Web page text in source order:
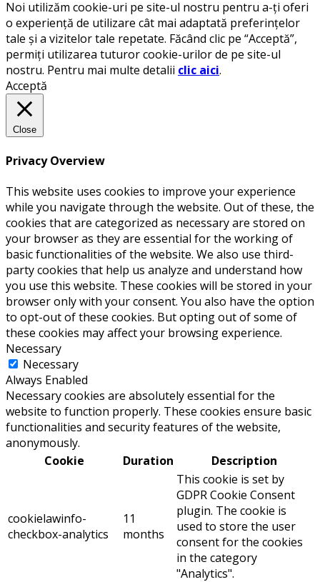
Noi utilizăm cookie-uri pe site-ul nostru pentru a-ți oferi
o experiență de utilizare cât mai adaptată preferințelor
tale și a vizitelor tale repetate. Făcând clic pe “Acceptă”,
permiți utilizarea tuturor cookie-urilor de pe site-ul
nostru. Pentru mai multe detalii clic aici.
Acceptă
Close
Privacy Overview
This website uses cookies to improve your experience
while you navigate through the website. Out of these, the
cookies that are categorized as necessary are stored on
your browser as they are essential for the working of
basic functionalities of the website. We also use third-
party cookies that help us analyze and understand how
you use this website. These cookies will be stored in your
browser only with your consent. You also have the option
to opt-out of these cookies. But opting out of some of
these cookies may affect your browsing experience.
Necessary
Necessary
Always Enabled
Necessary cookies are absolutely essential for the
website to function properly. These cookies ensure basic
functionalities and security features of the website,
anonymously.
Cookie
Duration Description
cookielawinfo-
checkbox-analytics
11
months
This cookie is set by
GDPR Cookie Consent
plugin. The cookie is
used to store the user
consent for the cookies
in the category
"Analytics".